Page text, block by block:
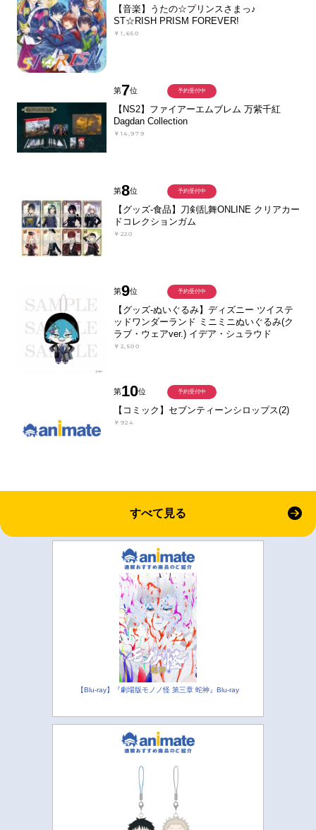
【音楽】うたの☆プリンスさまっ♪
ST☆RISH PRISM FOREVER!
￥1,650
第7位
【NS2】ファイアーエムブレム 万紫千紅
Dagdan Collection
￥14,979
予約受付中
第8位
【グッズ-食品】刀剣乱舞ONLINE クリアカー
ドコレクションガム
￥220
予約受付中
第9位
【グッズ-ぬいぐるみ】ディズニー ツイステ
ッドワンダーランド ミニミニぬいぐるみ(ク
ラブ・ウェアver.) イデア・シュラウド
￥2,500
予約受付中
第10位
【コミック】セブンティーンシロップス(2)
￥924
予約受付中
すべて見る
【Blu-ray】『劇場版モノノ怪 第三章 蛇神』Blu-ray